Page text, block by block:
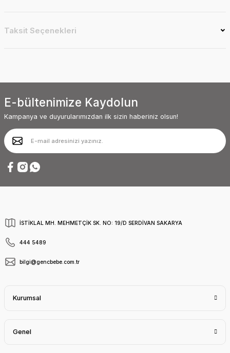
Taksit Seçenekleri
E-bültenimize Kaydolun
Kampanya ve duyurularımızdan ilk sizin haberiniz olsun!
İSTİKLAL MH. MEHMETÇİK SK. NO: 19/D SERDİVAN SAKARYA
444 5489
bilgi@gencbebe.com.tr
Kurumsal
Genel